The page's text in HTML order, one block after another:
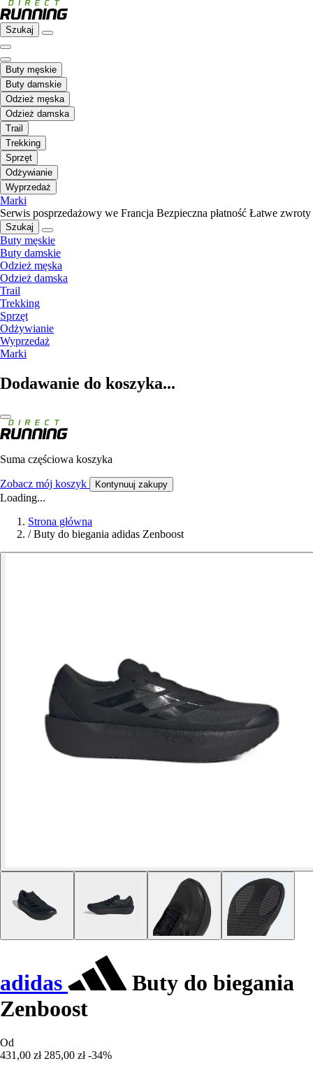
Szukaj
Buty męskie
Buty damskie
Odzież męska
Odzież damska
Trail
Trekking
Sprzęt
Odżywianie
Wyprzedaż
Marki
Serwis posprzedażowy we Francja Bezpieczna płatność Łatwe zwroty
Szukaj
Buty męskie
Buty damskie
Odzież męska
Odzież damska
Trail
Trekking
Sprzęt
Odżywianie
Wyprzedaż
Marki
Dodawanie do koszyka...
Suma częściowa koszyka
Zobacz mój koszyk Kontynuuj zakupy
Loading...
Strona główna
/ Buty do biegania adidas Zenboost
adidas
Buty do biegania
Zenboost
Od
431,00 zł 285,00 zł -34%